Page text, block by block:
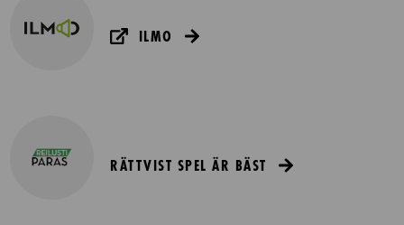
ILMO
RÄTTVIST SPEL ÄR BÄST